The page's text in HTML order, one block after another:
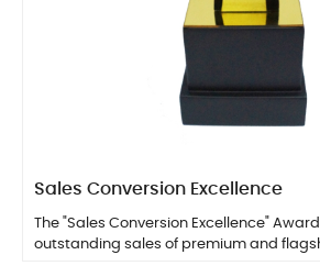
Sales Conversion Excellence
The "Sales Conversion Excellence"
outstanding sales of premium and